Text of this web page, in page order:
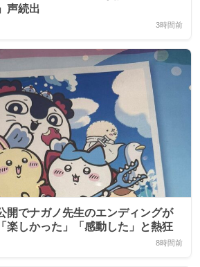
声続出
3時間前
開でナガノ先生のエンディングが
楽しかった」「感動した」と熱狂
8時間前